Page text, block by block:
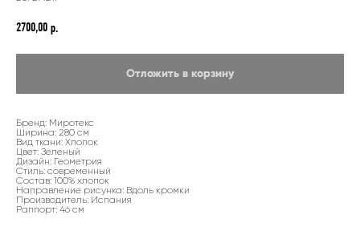
2700,00 р.
Отложить в корзину
Бренд: Миротекс
Ширина: 280 см
Вид ткани: Хлопок
Цвет: Зеленый
Дизайн: Геометрия
Стиль: современный
Состав: 100% хлопок
Направление рисунка: Вдоль кромки
Производитель: Испания
Раппорт: 46 см